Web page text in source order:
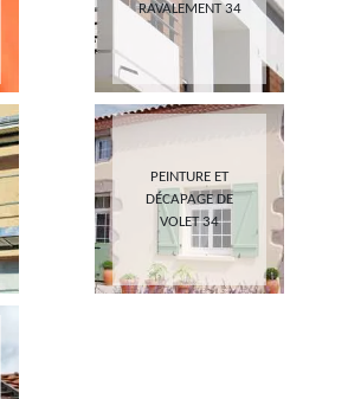
RAVALEMENT 34
PEINTURE ET
DÉCAPAGE DE
VOLET 34